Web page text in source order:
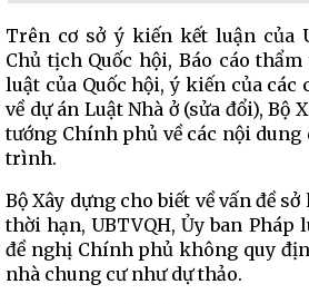
Trên cơ sở ý kiến kết luận của
Chủ tịch Quốc hội, Báo cáo
luật của Quốc hội, ý kiến của các
về dự án Luật Nhà ở (sửa đổi), Bộ
tướng Chính phủ về các nội
trình.
Bộ Xây dựng cho biết về vấn đề
thời hạn, UBTVQH, Ủy ban Pháp
đề nghị Chính phủ không quy
nhà chung cư như dự thảo.